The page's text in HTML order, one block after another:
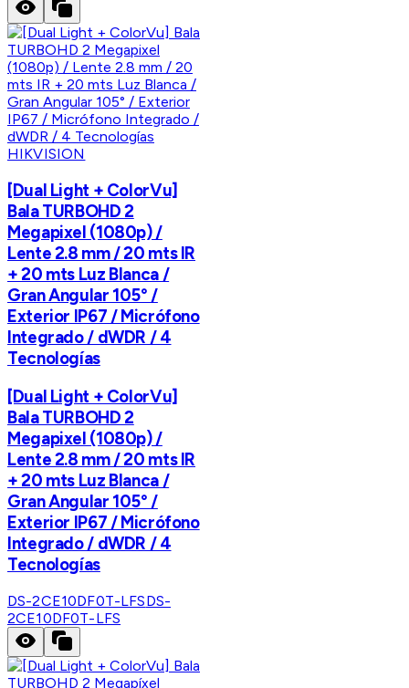
HIKVISION
[Dual Light + ColorVu]
Bala TURBOHD 2
Megapixel (1080p) /
Lente 2.8 mm / 20 mts IR
+ 20 mts Luz Blanca /
Gran Angular 105° /
Exterior IP67 / Micrófono
Integrado / dWDR / 4
Tecnologías
[Dual Light + ColorVu]
Bala TURBOHD 2
Megapixel (1080p) /
Lente 2.8 mm / 20 mts IR
+ 20 mts Luz Blanca /
Gran Angular 105° /
Exterior IP67 / Micrófono
Integrado / dWDR / 4
Tecnologías
DS-2CE10DF0T-LFSDS-
2CE10DF0T-LFS